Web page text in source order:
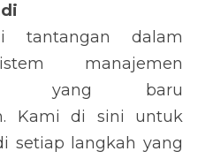
tantangan dalam
manajemen
LMS yang baru
Kami di sini untuk
setiap langkah yang